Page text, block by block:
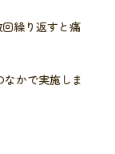
繰り返すと痛
かで実施しま